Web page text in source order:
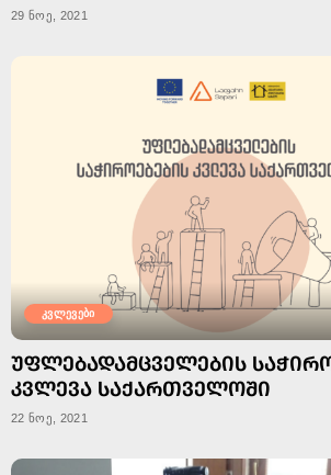
29 ნოე, 2021
კვლევები
ᲣᲤᲚᲔᲑᲐᲓᲐᲛᲪᲕᲔᲚᲔᲑᲘᲡ
ᲙᲕᲚᲔᲕᲐ ᲡᲐᲥᲐᲠᲗᲕᲔᲚᲝᲨᲘ
22 ნოე, 2021